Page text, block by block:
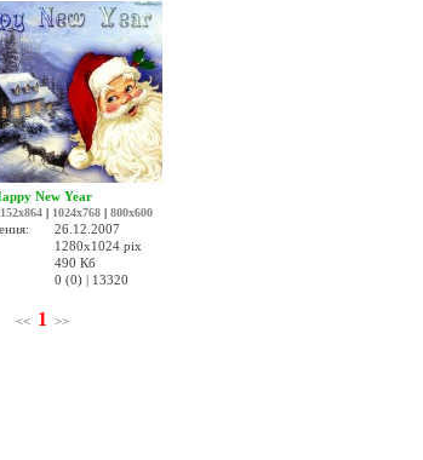
New Year
| 1024x768| 800x600
26.12.2007
1280x1024 pix
490 Кб
0 (0) | 13320
<< 1 >>